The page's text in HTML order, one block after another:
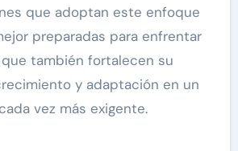
que adoptan este enfoque
preparadas para enfrentar
que también fortalecen su
y adaptación en un
vez más exigente.